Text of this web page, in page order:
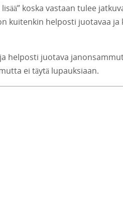
koska vastaan tulee
kuitenkin helposti juotavaa ja
helposti juotava
ei täytä lupauksiaan.